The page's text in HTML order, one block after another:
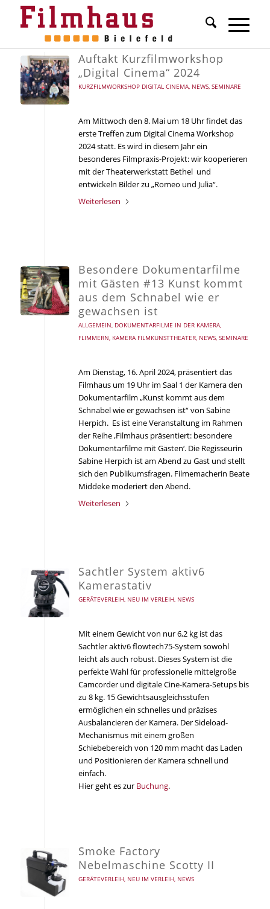
Auftakt Kurzfilmworkshop
„Digital Cinema“ 2024
KURZFILMWORKSHOP DIGITAL CINEMA, NEWS, SEMINARE
Am Mittwoch den 8. Mai um 18 Uhr findet das
erste Treffen zum Digital Cinema Workshop
2024 statt. Es wird in diesem Jahr ein
besonderes Filmpraxis-Projekt: wir kooperieren
mit der Theaterwerkstatt Bethel und
entwickeln Bilder zu „Romeo und Julia“.
Weiterlesen
Besondere Dokumentarfilme
mit Gästen #13 Kunst kommt
aus dem Schnabel wie er
gewachsen ist
ALLGEMEIN, DOKUMENTARFILME IN DER KAMERA,
FLIMMERN, KAMERA FILMKUNSTTHEATER, NEWS, SEMINARE
Am Dienstag, 16. April 2024, präsentiert das
Filmhaus um 19 Uhr im Saal 1 der Kamera den
Dokumentarfilm „Kunst kommt aus dem
Schnabel wie er gewachsen ist“ von Sabine
Herpich. Es ist eine Veranstaltung im Rahmen
der Reihe ‚Filmhaus präsentiert: besondere
Dokumentarfilme mit Gästen‘. Die Regisseurin
Sabine Herpich ist am Abend zu Gast und stellt
sich den Publikumsfragen. Filmemacherin Beate
Middeke moderiert den Abend.
Weiterlesen
Sachtler System aktiv6
Kamerastativ
GERÄTEVERLEIH, NEU IM VERLEIH, NEWS
Mit einem Gewicht von nur 6,2 kg ist das
Sachtler aktiv6 flowtech75-System sowohl
leicht als auch robust. Dieses System ist die
perfekte Wahl für professionelle mittelgroße
Camcorder und digitale Cine-Kamera-Setups bis
zu 8 kg. 15 Gewichtsausgleichsstufen
ermöglichen ein schnelles und präzises
Ausbalancieren der Kamera. Der Sideload-
Mechanismus mit einem großen
Schiebebereich von 120 mm macht das Laden
und Positionieren der Kamera schnell und
einfach.
Hier geht es zur Buchung.
Smoke Factory
Nebelmaschine Scotty II
GERÄTEVERLEIH, NEU IM VERLEIH, NEWS